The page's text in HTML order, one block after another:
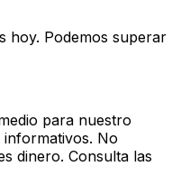
hoy. Podemos superar
para nuestro
No
dinero. Consulta las